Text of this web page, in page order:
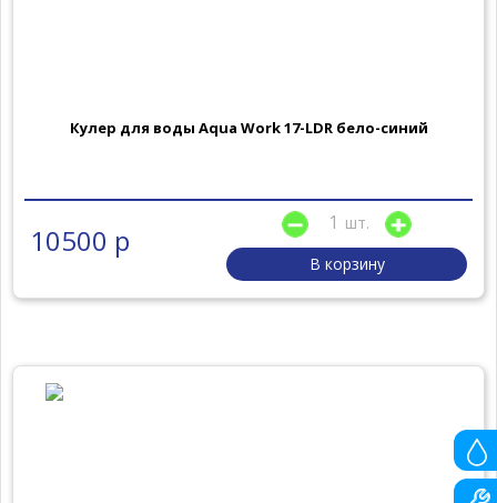
Кулер для воды Aqua Work 17-LDR бело-синий
10500 р
шт.
В корзину